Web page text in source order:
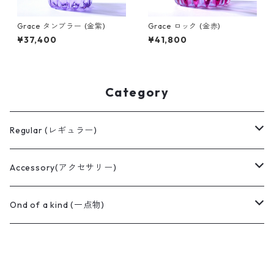
Grace タンブラー (金紫)
¥37,400
Grace ロック (金赤)
¥41,800
Category
Regular (レギュラー)
ぐい呑み
Koti(コッティ)
ロックグラス
Accessory(アクセサリー)
切子ピアス
Ond of a kind (一点物)